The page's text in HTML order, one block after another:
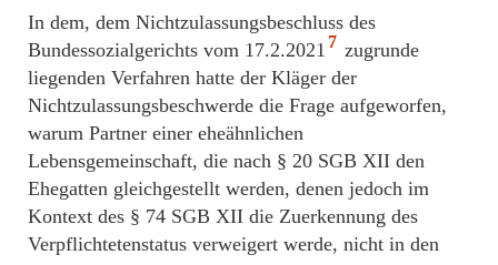
In dem, dem Nichtzulassungsbeschluss des
Bundessozialgerichts vom 17.2.2021 7 zugrunde
liegenden Verfahren hatte der Kläger der
Nichtzulassungsbeschwerde die Frage aufgeworfen,
warum Partner einer eheähnlichen
Lebensgemeinschaft, die nach § 20 SGB XII den
Ehegatten gleichgestellt werden, denen jedoch im
Kontext des § 74 SGB XII die Zuerkennung des
Verpflichtetenstatus verweigert werde, nicht in den